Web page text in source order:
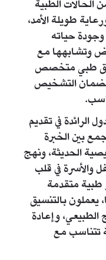
الحالات الطبية
طويلة الأمد،
وجودة حياته
وتشابهها مع
طبي متخصص
لضمان التشخيص
الرائدة في تقديم
بين الخبرة
الحديثة، ونهج
في قلب
طبية متقدمة
يعملون بالتنسيق
وإعادة
تتناسب مع